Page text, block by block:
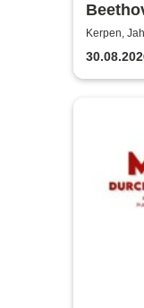
Kerpen,